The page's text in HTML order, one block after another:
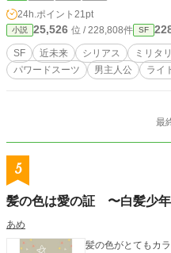
件。 それは 感染者が
て後に判明する。
（コドモ）であり
─。
24h.ポイント 21pt
小説 25,526 位 / 228,808件 SF
SF 近未来 シリアス ミリタ
パワードスーツ
男主人公 ライ
最
5
髪の色は愛の証 〜白髪少
あめ
髪の色がとてもカ